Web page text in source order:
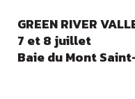
GREEN RIVER
7 et 8 juillet
Baie du Mont